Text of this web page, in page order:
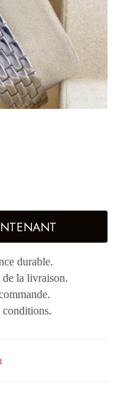
durable.
de la livraison.
conditions.